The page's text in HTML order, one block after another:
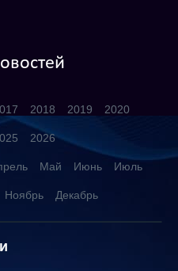
2018 2019 2020
2026
Май Июнь Июль
Ноябрь Декабрь